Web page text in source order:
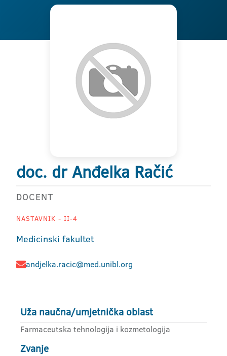
doc. dr Anđelka Račić
DOCENT
NASTAVNIK - II-4
Medicinski fakultet
andjelka.racic@med.unibl.org
Uža naučna/umjetnička oblast
Farmaceutska tehnologija i kozmetologija
Zvanje